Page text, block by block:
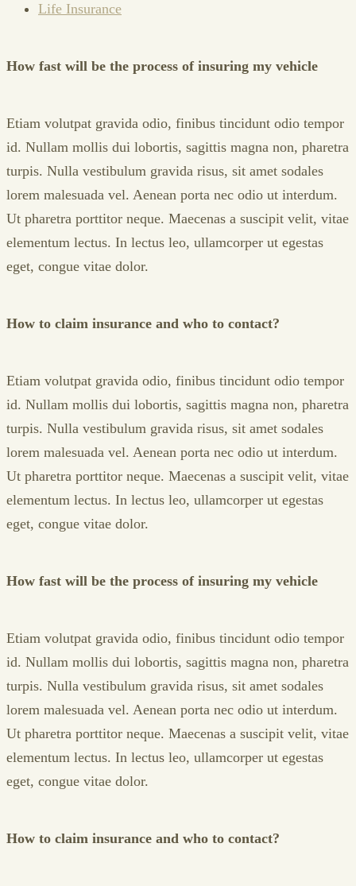
Life Insurance
How fast will be the process of insuring my vehicle
Etiam volutpat gravida odio, finibus tincidunt odio tempor
id. Nullam mollis dui lobortis, sagittis magna non, pharetra
turpis. Nulla vestibulum gravida risus, sit amet sodales
lorem malesuada vel. Aenean porta nec odio ut interdum.
Ut pharetra porttitor neque. Maecenas a suscipit velit, vitae
elementum lectus. In lectus leo, ullamcorper ut egestas
eget, congue vitae dolor.
How to claim insurance and who to contact?
Etiam volutpat gravida odio, finibus tincidunt odio tempor
id. Nullam mollis dui lobortis, sagittis magna non, pharetra
turpis. Nulla vestibulum gravida risus, sit amet sodales
lorem malesuada vel. Aenean porta nec odio ut interdum.
Ut pharetra porttitor neque. Maecenas a suscipit velit, vitae
elementum lectus. In lectus leo, ullamcorper ut egestas
eget, congue vitae dolor.
How fast will be the process of insuring my vehicle
Etiam volutpat gravida odio, finibus tincidunt odio tempor
id. Nullam mollis dui lobortis, sagittis magna non, pharetra
turpis. Nulla vestibulum gravida risus, sit amet sodales
lorem malesuada vel. Aenean porta nec odio ut interdum.
Ut pharetra porttitor neque. Maecenas a suscipit velit, vitae
elementum lectus. In lectus leo, ullamcorper ut egestas
eget, congue vitae dolor.
How to claim insurance and who to contact?